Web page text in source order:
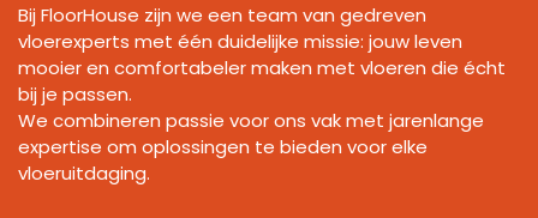
Bij FloorHouse zijn we een team van gedreven
vloerexperts met één duidelijke missie: jouw leven
mooier en comfortabeler maken met vloeren die écht
bij je passen.
We combineren passie voor ons vak met jarenlange
expertise om oplossingen te bieden voor elke
vloeruitdaging.